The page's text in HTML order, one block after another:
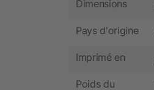
Dimensions
Pays d'origine
Imprimé en
Poids du